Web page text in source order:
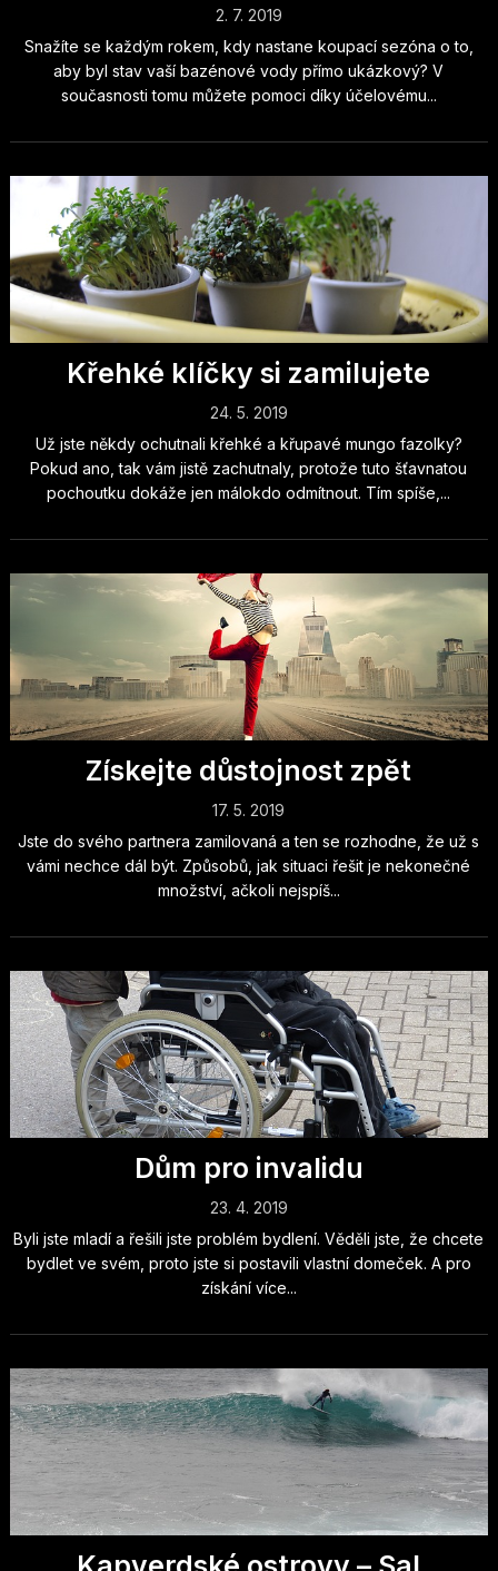
2. 7. 2019
Snažíte se každým rokem, kdy nastane koupací sezóna o to,
aby byl stav vaší bazénové vody přímo ukázkový? V
současnosti tomu můžete pomoci díky účelovému...
Křehké klíčky si zamilujete
24. 5. 2019
Už jste někdy ochutnali křehké a křupavé mungo fazolky?
Pokud ano, tak vám jistě zachutnaly, protože tuto šťavnatou
pochoutku dokáže jen málokdo odmítnout. Tím spíše,...
Získejte důstojnost zpět
17. 5. 2019
Jste do svého partnera zamilovaná a ten se rozhodne, že už s
vámi nechce dál být. Způsobů, jak situaci řešit je nekonečné
množství, ačkoli nejspíš...
Dům pro invalidu
23. 4. 2019
Byli jste mladí a řešili jste problém bydlení. Věděli jste, že chcete
bydlet ve svém, proto jste si postavili vlastní domeček. A pro
získání více...